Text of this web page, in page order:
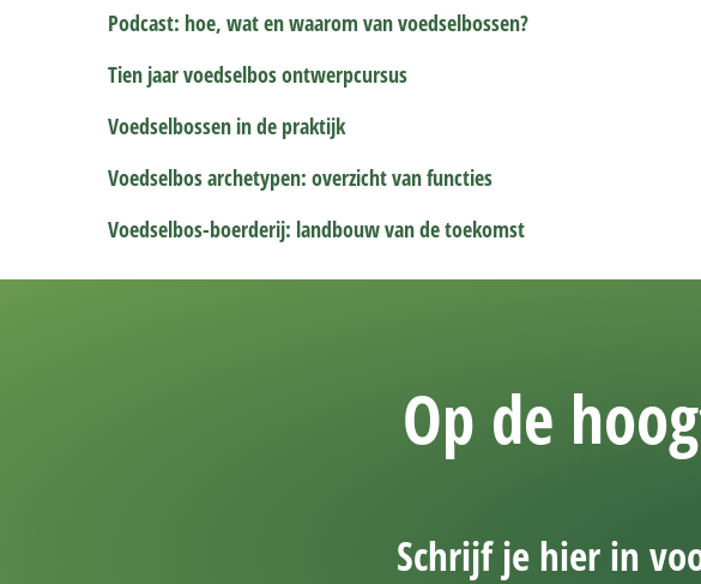
Podcast: hoe, wat en waarom van voedselbossen?
Tien jaar voedselbos ontwerpcursus
Voedselbossen in de praktijk
Voedselbos archetypen: overzicht van functies
Voedselbos-boerderij: landbouw van de toekomst
Op de
Schrijf je hier in